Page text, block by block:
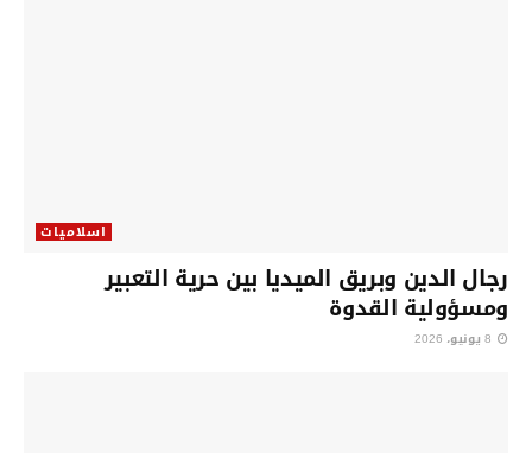
اسلاميات
رجال الدين وبريق الميديا بين حرية التعبير
ومسؤولية القدوة